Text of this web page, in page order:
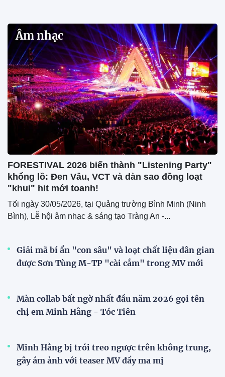
Âm nhạc
FORESTIVAL 2026 biến thành "Listening Party"
khổng lồ: Đen Vâu, VCT và dàn sao đồng loạt
"khui" hit mới toanh!
Tối ngày 30/05/2026, tại Quảng trường Bình Minh (Ninh
Bình), Lễ hội âm nhạc & sáng tạo Tràng An -...
Giải mã bí ẩn "con sâu" và loạt chất liệu dân gian
được Sơn Tùng M-TP "cài cắm" trong MV mới
Màn collab bất ngờ nhất đầu năm 2026 gọi tên
chị em Minh Hằng - Tóc Tiên
Minh Hằng bị trói treo ngược trên không trung,
gây ám ảnh với teaser MV đầy ma mị